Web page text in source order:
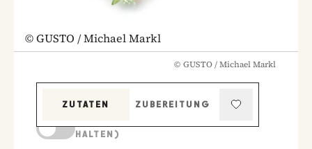
©GUSTO / Michael Markl
© GUSTO / Michael Markl
ZUTATEN
ZUBEREITUNG
HALTEN)